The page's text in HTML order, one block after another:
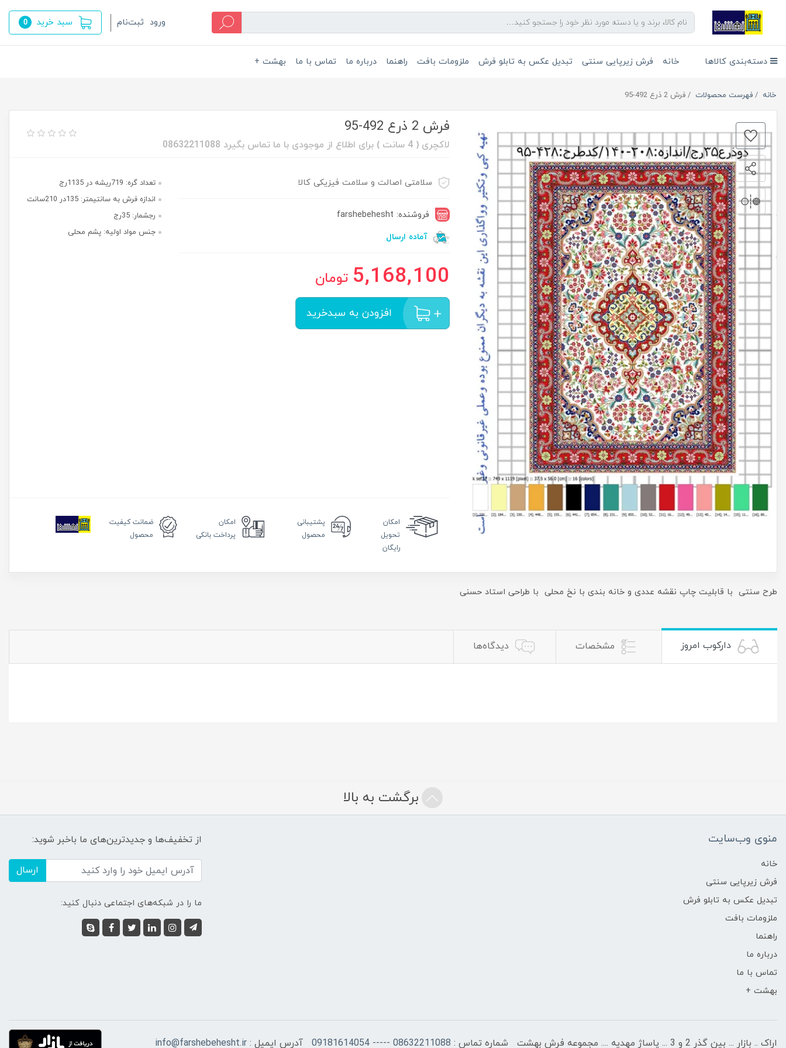
ورود ثبت‌نام سبد خرید 0
دسته‌بندی کالاها خانه فرش زیرپایی سنتی تبدیل عکس به تابلو فرش ملزومات بافت راهنما درباره ما تماس با ما بهشت +
خانه فهرست محصولات فرش 2 ذرع 492-95
فرش 2 ذرع 492-95
لاکچری ( 4 سانت ) برای اطلاع از موجودی با ما تماس بگیرد 08632211088
سلامتی اصالت و سلامت فیزیکی کالا
فروشنده: farshebehesht
آماده ارسال
5,168,100 تومان
افزودن به سبدخرید
تعداد گره: 719ریشه در 1135رج
اندازه فرش به سانتیمتر: 135در 210سانت
رجشمار: 35رج
جنس مواد اولیه: پشم محلی
امکان
تحویل
رایگان
پشتیبانی
محصول
امکان
پرداخت بانکی
ضمانت کیفیت
محصول
طرح سنتی با قابلیت چاپ نقشه عددی و خانه بندی با نخ محلی با طراحی استاد حسنی
دارکوب امروز مشخصات دیدگاه‌ها
برگشت به بالا
منوی وب‌سایت
خانه
فرش زیرپایی سنتی
تبدیل عکس به تابلو فرش
ملزومات بافت
راهنما
درباره ما
تماس با ما
بهشت +
از تخفیف‌ها و جدیدترین‌های ما باخبر شوید:
ارسال
ما را در شبکه‌های اجتماعی دنبال کنید:
اراک .. بازار ... بین گذر 2 و 3 ... پاساژ مهدیه .... مجموعه فرش بهشت شماره تماس : 08632211088 ----- 09181614054 آدرس ایمیل : info@farshebehesht.ir